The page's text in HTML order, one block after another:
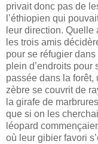
privait donc pas de
l’éthiopien qui
leur direction.
les trois amis
pour se réfugier
plein d’endroits pour
passée dans la forêt,
zèbre se couvrit de
la girafe de
que si on les
léopard
où leur gibier favori